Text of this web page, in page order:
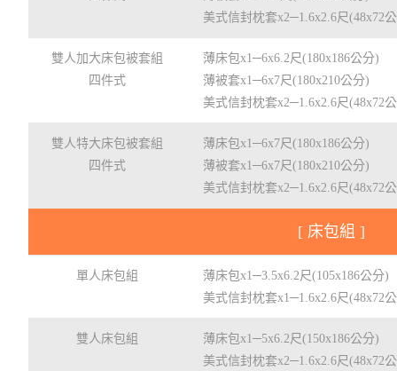
美式信封枕套x2─1.6x2.6尺(48x72
雙人加大床包被套組
四件式
薄床包x1─6x6.2尺(180x186公分)
薄被套x1─6x7尺(180x210公分)
美式信封枕套x2─1.6x2.6尺(48x72
雙人特大床包被套組
四件式
薄床包x1─6x7尺(180x186公分)
薄被套x1─6x7尺(180x210公分)
美式信封枕套x2─1.6x2.6尺(48x72
[ 床包組 ]
單人床包組
薄床包x1─3.5x6.2尺(105x186公分)
美式信封枕套x1─1.6x2.6尺(48x72
雙人床包組
薄床包x1─5x6.2尺(150x186公分)
美式信封枕套x2─1.6x2.6尺(48x72